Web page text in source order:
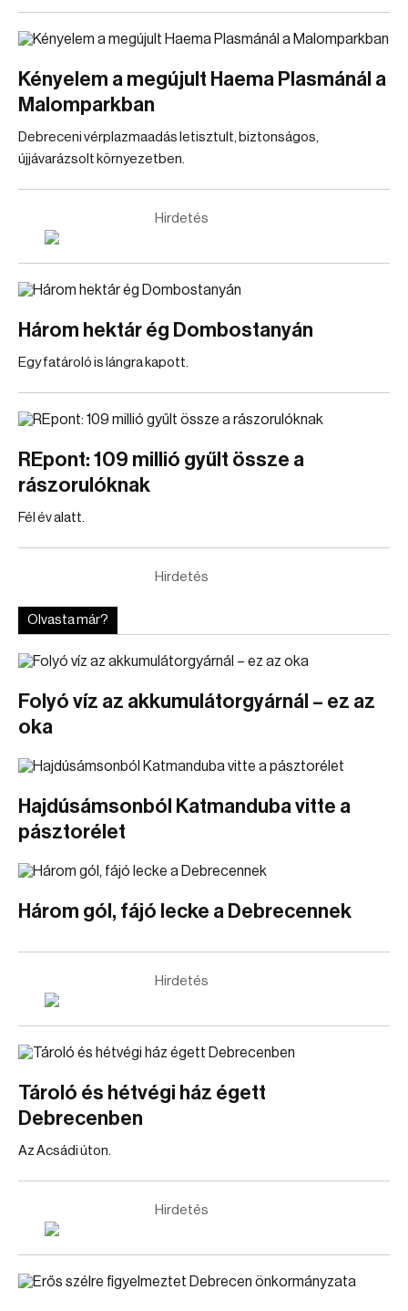
Kényelem a megújult Haema Plasmánál a
Malomparkban
Debreceni vérplazmaadás letisztult, biztonságos,
újjávarázsolt környezetben.
Hirdetés
Három hektár ég Dombostanyán
Egy fatároló is lángra kapott.
REpont: 109 millió gyűlt össze a
rászorulóknak
Fél év alatt.
Hirdetés
Olvasta már?
Folyó víz az akkumulátorgyárnál – ez az
oka
Hajdúsámsonból Katmanduba vitte a
pásztorélet
Három gól, fájó lecke a Debrecennek
Hirdetés
Tároló és hétvégi ház égett
Debrecenben
Az Acsádi úton.
Hirdetés